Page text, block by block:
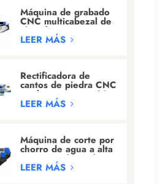
Máquina de grabado
CNC multicabezal de
alta eficiencia para
tallado de
LEER MÁS
Rectificadora de
cantos de piedra CNC
totalmente automática
con 24 cabezales
LEER MÁS
Máquina de corte por
chorro de agua a alta
presión industrial
LEER MÁS